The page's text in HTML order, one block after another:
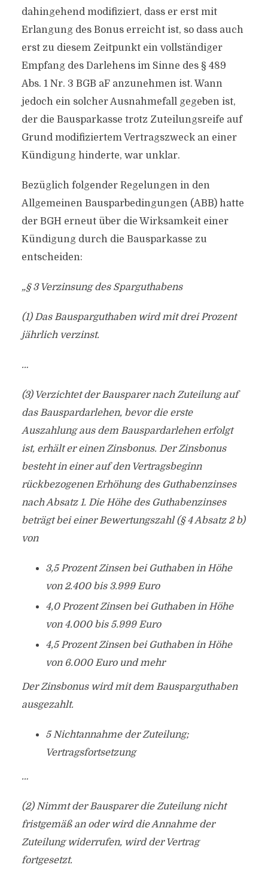
dahingehend modifiziert, dass er erst mit
Erlangung des Bonus erreicht ist, so dass auch
erst zu diesem Zeitpunkt ein vollständiger
Empfang des Darlehens im Sinne des § 489
Abs. 1 Nr. 3 BGB aF anzunehmen ist. Wann
jedoch ein solcher Ausnahmefall gegeben ist,
der die Bausparkasse trotz Zuteilungsreife auf
Grund modifiziertem Vertragszweck an einer
Kündigung hinderte, war unklar.
Bezüglich folgender Regelungen in den
Allgemeinen Bausparbedingungen (ABB) hatte
der BGH erneut über die Wirksamkeit einer
Kündigung durch die Bausparkasse zu
entscheiden:
„§ 3 Verzinsung des Sparguthabens
(1) Das Bausparguthaben wird mit drei Prozent
jährlich verzinst.
…
(3) Verzichtet der Bausparer nach Zuteilung auf
das Bauspardarlehen, bevor die erste
Auszahlung aus dem Bauspardarlehen erfolgt
ist, erhält er einen Zinsbonus. Der Zinsbonus
besteht in einer auf den Vertragsbeginn
rückbezogenen Erhöhung des Guthabenzinses
nach Absatz 1. Die Höhe des Guthabenzinses
beträgt bei einer Bewertungszahl (§ 4 Absatz 2 b)
von
3,5 Prozent Zinsen bei Guthaben in Höhe
von 2.400 bis 3.999 Euro
4,0 Prozent Zinsen bei Guthaben in Höhe
von 4.000 bis 5.999 Euro
4,5 Prozent Zinsen bei Guthaben in Höhe
von 6.000 Euro und mehr
Der Zinsbonus wird mit dem Bausparguthaben
ausgezahlt.
5 Nichtannahme der Zuteilung;
Vertragsfortsetzung
…
(2) Nimmt der Bausparer die Zuteilung nicht
fristgemäß an oder wird die Annahme der
Zuteilung widerrufen, wird der Vertrag
fortgesetzt.